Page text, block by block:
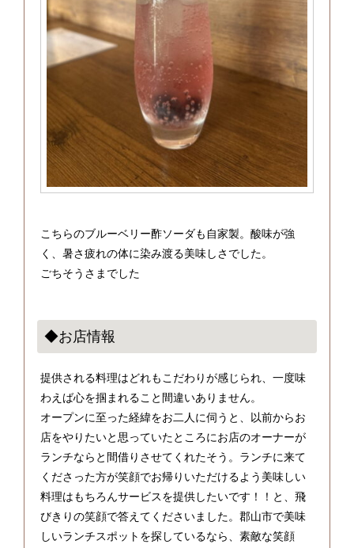
こちらのブルーベリー酢ソーダも自家製。酸味が強
く、暑さ疲れの体に染み渡る美味しさでした。
ごちそうさまでした
◆お店情報
提供される料理はどれもこだわりが感じられ、一度味
わえば心を掴まれること間違いありません。
オープンに至った経緯をお二人に伺うと、以前からお
店をやりたいと思っていたところにお店のオーナーが
ランチならと間借りさせてくれたそう。ランチに来て
くださった方が笑顔でお帰りいただけるよう美味しい
料理はもちろんサービスを提供したいです！！と、飛
びきりの笑顔で答えてくださいました。郡山市で美味
しいランチスポットを探しているなら、素敵な笑顔